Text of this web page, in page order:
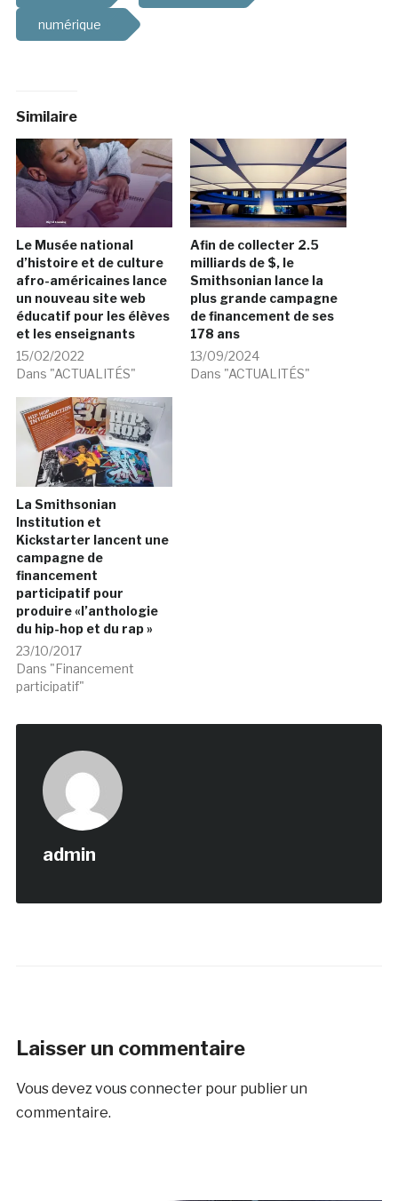
numérique
Similaire
Le Musée national
d’histoire et de culture
afro-américaines lance
un nouveau site web
éducatif pour les élèves
et les enseignants
15/02/2022
Dans "ACTUALITÉS"
Afin de collecter 2.5
milliards de $, le
Smithsonian lance la
plus grande campagne
de financement de ses
178 ans
13/09/2024
Dans "ACTUALITÉS"
La Smithsonian
Institution et
Kickstarter lancent une
campagne de
financement
participatif pour
produire «l’anthologie
du hip-hop et du rap »
23/10/2017
Dans "Financement
participatif"
admin
Laisser un commentaire
Vous devezvous connecterpour publier un
commentaire.